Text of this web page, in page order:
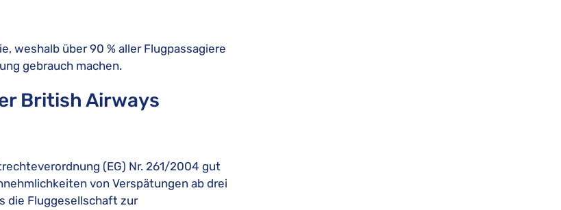
weshalb über 90 % aller Flugpassagiere
gebrauch machen.
British Airways
(EG) Nr. 261/2004 gut
von Verspätungen ab drei
die Fluggesellschaft zur